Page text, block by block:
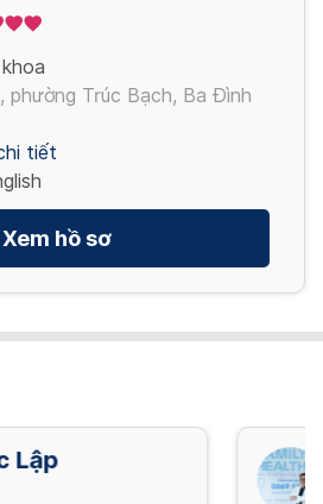
Gói
phường Trúc Bạch, Ba Đình
tiết
Xem hồ sơ
Lập